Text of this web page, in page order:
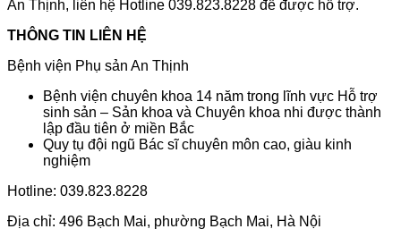
An Thịnh, liên hệ Hotline 039.823.8228 để được hỗ trợ.
THÔNG TIN LIÊN HỆ
Bệnh viện Phụ sản An Thịnh
Bệnh viện chuyên khoa 14 năm trong lĩnh vực Hỗ trợ
sinh sản – Sản khoa và Chuyên khoa nhi được thành
lập đầu tiên ở miền Bắc
Quy tụ đội ngũ Bác sĩ chuyên môn cao, giàu kinh
nghiệm
Hotline: 039.823.8228
Địa chỉ: 496 Bạch Mai, phường Bạch Mai, Hà Nội